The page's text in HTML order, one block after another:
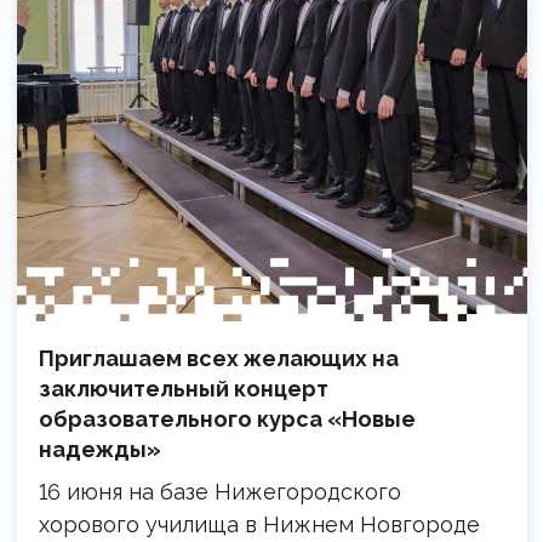
Приглашаем всех желающих на
заключительный концерт
образовательного курса «Новые
надежды»
16 июня на базе Нижегородского
хорового училища в Нижнем Новгороде